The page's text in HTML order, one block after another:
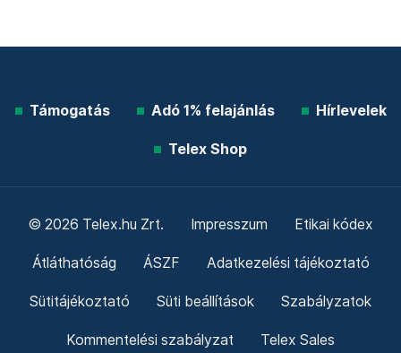
Támogatás Adó 1% felajánlás Hírlevelek
Telex Shop
© 2026 Telex.hu Zrt. Impresszum Etikai kódex
Átláthatóság ÁSZF Adatkezelési tájékoztató
Sütitájékoztató Süti beállítások Szabályzatok
Kommentelési szabályzat Telex Sales